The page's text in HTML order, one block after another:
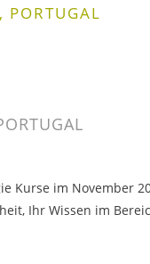
PORTUGAL
Kurse im November
Ihr Wissen im